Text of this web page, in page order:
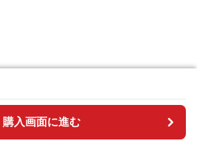
購入画面に進む
購入画面に進む